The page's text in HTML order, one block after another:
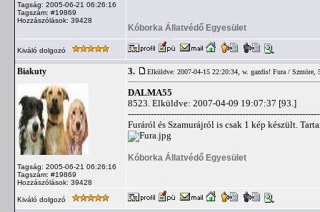
Tagság: 2005-06-21 06:26:16
Tagszám: #19869
Hozzászólások: 39428
Kóborka Állatvédő Egyesület
Kiváló dolgozó
Biakuty
Tagság: 2005-06-21 06:26:16
Tagszám: #19869
Hozzászólások: 39428
3. Elküldve: 2007-04-15 22:20:34, w. gazdis! Fura / Szmöre,
DALMA55
8523. Elküldve: 2007-04-09 19:07:37 [93.]
Furáról és Szamurájról is csak 1 kép készült.
Kóborka Állatvédő Egyesület
Kiváló dolgozó